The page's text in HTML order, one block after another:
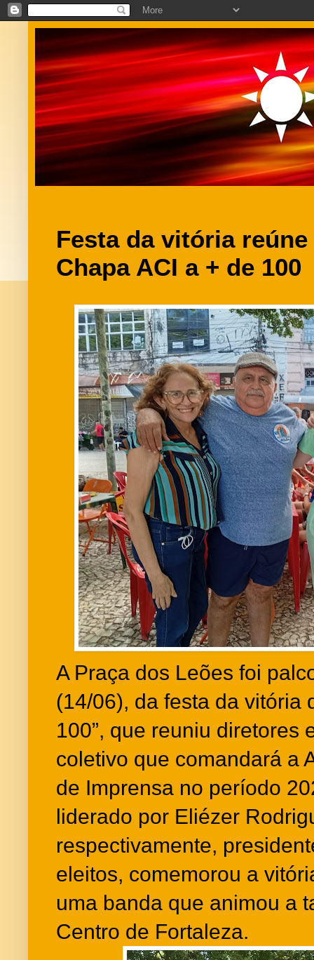
Festa da vitória
Chapa ACI a + de 100
A Praça dos Leões foi
(14/06), da festa da vitória
100”, que reuniu diretores
coletivo que comandará a
de Imprensa no período
liderado por Eliézer
respectivamente,
eleitos, comemorou a
uma banda que animou a
Centro de Fortaleza.